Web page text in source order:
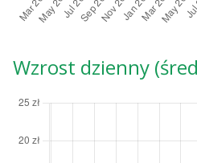
Wzrost dzienny